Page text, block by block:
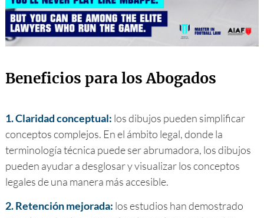
Beneficios para los Abogados
1. Claridad conceptual: los dibujos pueden simplificar
conceptos complejos. En el ámbito legal, donde la
terminología técnica puede ser abrumadora, los dibujos
pueden ayudar a desglosar y visualizar los conceptos
legales de una manera más accesible.
2. Retención mejorada: los estudios han demostrado